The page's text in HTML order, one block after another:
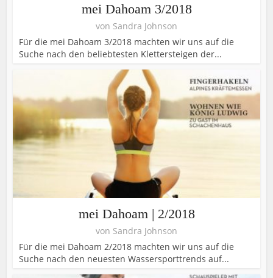
mei Dahoam 3/2018
von Sandra Johnson
Für die mei Dahoam 3/2018 machten wir uns auf die
Suche nach den beliebtesten Klettersteigen der...
mei Dahoam | 2/2018
von Sandra Johnson
Für die mei Dahoam 2/2018 machten wir uns auf die
Suche nach den neuesten Wassersporttrends auf...